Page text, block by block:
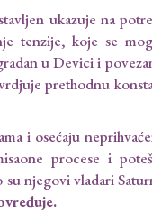
ukazuje na
tenzije, koje se
u Devici i
prethodnu
i osećaju
procese i
njegovi vladari